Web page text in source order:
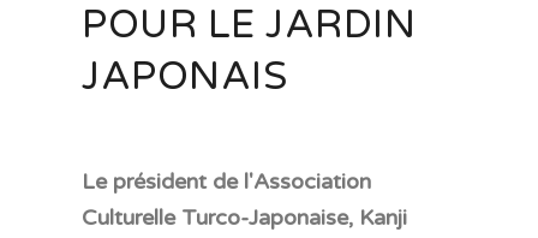
POUR LE JARDIN
JAPONAIS
Le président de l'Association
Culturelle Turco-Japonaise, Kanji